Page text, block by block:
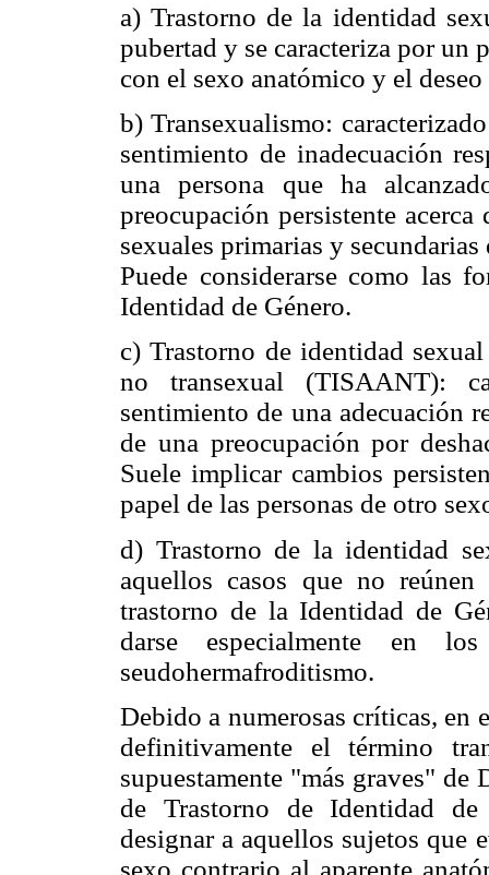
a) Trastorno de la identidad
pubertad y se caracteriza por un
con el sexo anatómico y el
b) Transexualismo:
sentimiento de inadecuación
una persona que ha
preocupación persistente acerca
sexuales primarias y
Puede considerarse como las
Identidad de Género.
c) Trastorno de identidad
no transexual (TISAANT):
sentimiento de una adecuación
de una preocupación por
Suele implicar cambios
papel de las personas de otro
d) Trastorno de la identidad
aquellos casos que no
trastorno de la Identidad de
darse especialmente en
seudohermafroditismo.
Debido a numerosas críticas, en
definitivamente el término
supuestamente "más graves"
de Trastorno de Identidad
designar a aquellos sujetos que
sexo contrario al aparente